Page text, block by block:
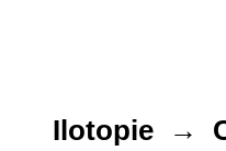
Ilotopie →